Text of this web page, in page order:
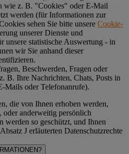
wie z. B. "Cookies" oder E-Mail
werden (für Informationen zur
sehen Sie bitte unsere Cookie-
unserer Dienste und
unsere statistische Auswertung - in
wir Sie anhand dieser
Beschwerden, Fragen oder
B. Ihre Nachrichten, Chats, Posts in
Mails oder Telefonanrufe).
die von Ihnen erhoben werden,
oder anderweitig persönlich
werden so geschützt, und Ihnen
Absatz J erläuterten Datenschutzrechte